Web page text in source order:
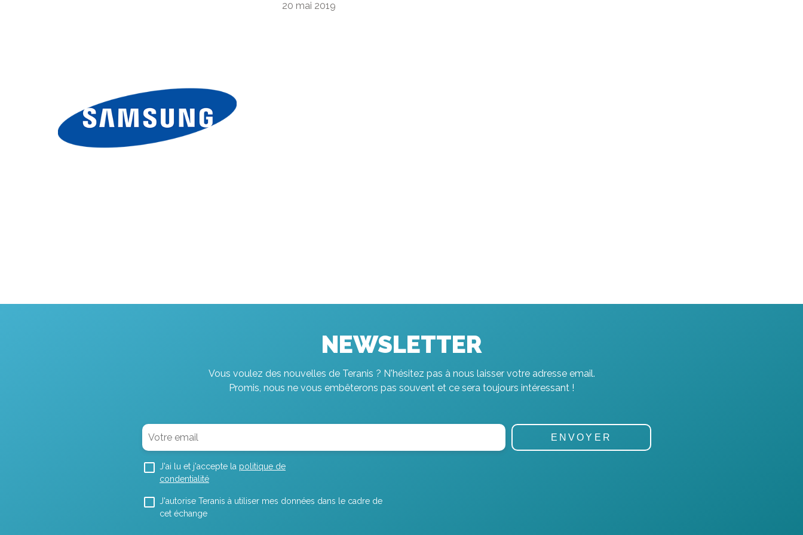
20 mai 2019
NEWSLETTER
Vous voulez des nouvelles de Teranis ? N'hésitez pas à nous laisser votre adresse email.
Promis, nous ne vous embêterons pas souvent et ce sera toujours intéressant !
J'ai lu et j'accepte la politique de
condentialité
J'autorise Teranis à utiliser mes données dans le cadre de
cet échange